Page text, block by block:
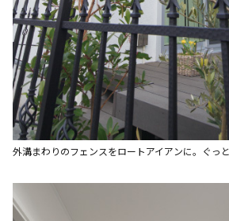
外溝まわりのフェンスをロートアイアンに。ぐっ